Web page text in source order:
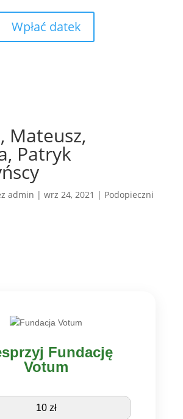
Wpłać datek
Mateusz,
Patryk
admin | wrz 24, 2021 | Podopieczni
Fundację
Votum
10 zł